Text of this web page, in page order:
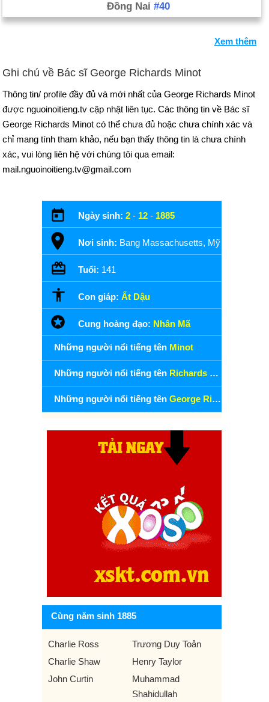
Đồng Nai #40
Xem thêm
Ghi chú về Bác sĩ George Richards Minot
Thông tin/ profile đầy đủ và mới nhất của George Richards Minot
được nguoinoitieng.tv cập nhật liên tục. Các thông tin về Bác sĩ
George Richards Minot có thể chưa đủ hoặc chưa chính xác và
chỉ mang tính tham khảo, nếu bạn thấy thông tin là chưa chính
xác, vui lòng liên hệ với chúng tôi qua email:
mail.nguoinoitieng.tv@gmail.com
Ngày sinh: 2 - 12 - 1885
Nơi sinh: Bang Massachusetts, Mỹ
Tuổi: 141
Con giáp: Ất Dậu
Cung hoàng đạo: Nhân Mã
Những người nổi tiếng tên Minot
Những người nổi tiếng tên Richards Minot
Những người nổi tiếng tên George Richards Minot
Cùng năm sinh 1885
Charlie Ross
Trương Duy Toản
Charlie Shaw
Henry Taylor
John Curtin
Muhammad
Shahidullah